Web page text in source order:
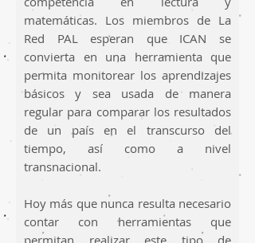
matemáticas. Los miembros de La
Red PAL esperan que ICAN se
convierta en una herramienta que
permita monitorear los aprendizajes
básicos y sea usada de manera
regular para comparar los resultados
de un país en el transcurso del
tiempo, así como a nivel
transnacional.
Hoy más que nunca resulta necesario
contar con herramientas que
permitan realizar este tipo de